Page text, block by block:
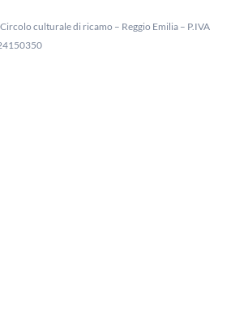
culturale di ricamo – Reggio Emilia – P.IVA